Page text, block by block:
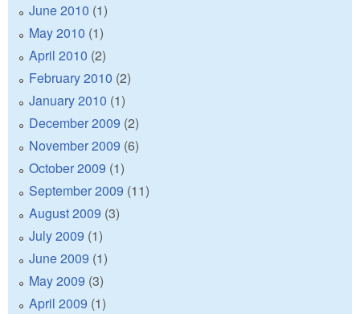
June 2010 (1)
May 2010 (1)
April 2010 (2)
February 2010 (2)
January 2010 (1)
December 2009 (2)
November 2009 (6)
October 2009 (1)
September 2009 (11)
August 2009 (3)
July 2009 (1)
June 2009 (1)
May 2009 (3)
April 2009 (1)